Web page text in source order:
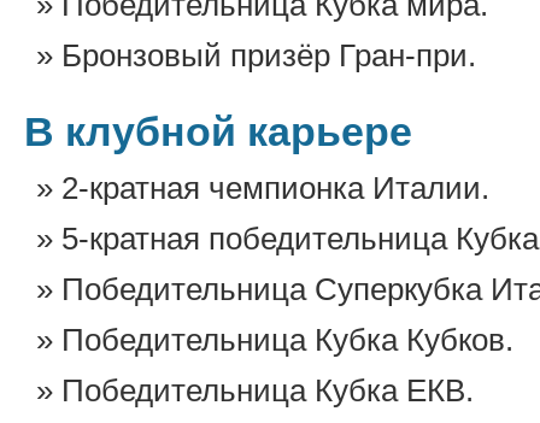
Бронзовый призёр Гран-при.
В клубной карьере
2-кратная чемпионка Италии.
5-кратная победительница
Победительница Суперкубка
Победительница Кубка Кубков.
Победительница Кубка ЕКВ.